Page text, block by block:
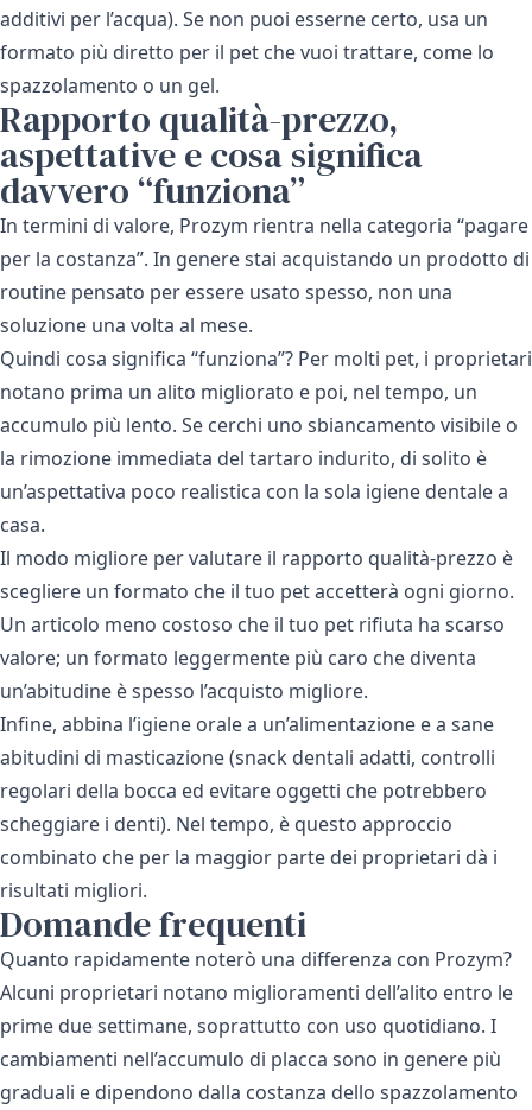
additivi per l’acqua). Se non puoi esserne certo, usa un
formato più diretto per il pet che vuoi trattare, come lo
spazzolamento o un gel.
Rapporto qualità-prezzo,
aspettative e cosa significa
davvero “funziona”
In termini di valore, Prozym rientra nella categoria “pagare
per la costanza”. In genere stai acquistando un prodotto di
routine pensato per essere usato spesso, non una
soluzione una volta al mese.
Quindi cosa significa “funziona”? Per molti pet, i proprietari
notano prima un alito migliorato e poi, nel tempo, un
accumulo più lento. Se cerchi uno sbiancamento visibile o
la rimozione immediata del tartaro indurito, di solito è
un’aspettativa poco realistica con la sola igiene dentale a
casa.
Il modo migliore per valutare il rapporto qualità-prezzo è
scegliere un formato che il tuo pet accetterà ogni giorno.
Un articolo meno costoso che il tuo pet rifiuta ha scarso
valore; un formato leggermente più caro che diventa
un’abitudine è spesso l’acquisto migliore.
Infine, abbina l’igiene orale a un’alimentazione e a sane
abitudini di masticazione (snack dentali adatti, controlli
regolari della bocca ed evitare oggetti che potrebbero
scheggiare i denti). Nel tempo, è questo approccio
combinato che per la maggior parte dei proprietari dà i
risultati migliori.
Domande frequenti
Quanto rapidamente noterò una differenza con Prozym?
Alcuni proprietari notano miglioramenti dell’alito entro le
prime due settimane, soprattutto con uso quotidiano. I
cambiamenti nell’accumulo di placca sono in genere più
graduali e dipendono dalla costanza dello spazzolamento